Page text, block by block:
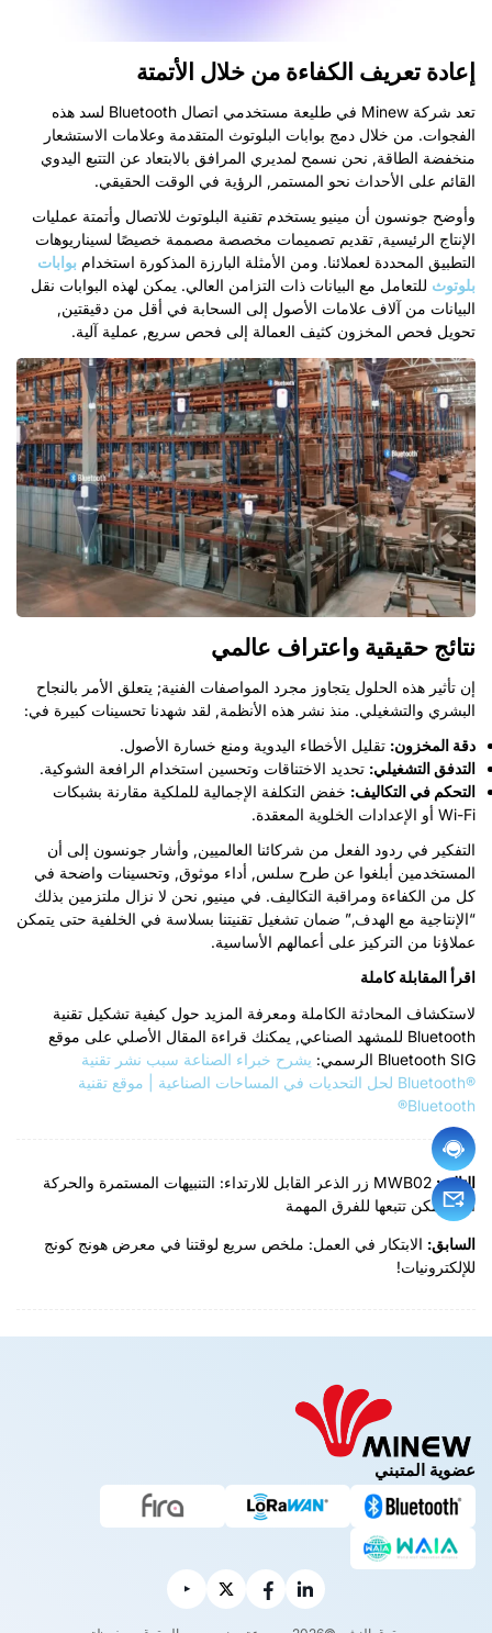
إعادة تعريف الكفاءة من خلال الأتمتة
تعد شركة Minew في طليعة مستخدمي اتصال Bluetooth لسد هذه
الفجوات. من خلال دمج بوابات البلوتوث المتقدمة وعلامات الاستشعار
منخفضة الطاقة, نحن نسمح لمديري المرافق بالابتعاد عن التتبع اليدوي
القائم على الأحداث نحو المستمر, الرؤية في الوقت الحقيقي.
وأوضح جونسون أن مينيو يستخدم تقنية البلوتوث للاتصال وأتمتة عمليات
الإنتاج الرئيسية, تقديم تصميمات مخصصة مصممة خصيصًا لسيناريوهات
التطبيق المحددة لعملائنا. ومن الأمثلة البارزة المذكورة استخدام بوابات
بلوتوث للتعامل مع البيانات ذات التزامن العالي. يمكن لهذه البوابات نقل
البيانات من آلاف علامات الأصول إلى السحابة في أقل من دقيقتين,
تحويل فحص المخزون كثيف العمالة إلى فحص سريع, عملية آلية.
نتائج حقيقية واعتراف عالمي
إن تأثير هذه الحلول يتجاوز مجرد المواصفات الفنية; يتعلق الأمر بالنجاح
البشري والتشغيلي. منذ نشر هذه الأنظمة, لقد شهدنا تحسينات كبيرة في:
دقة المخزون: تقليل الأخطاء اليدوية ومنع خسارة الأصول.
التدفق التشغيلي: تحديد الاختناقات وتحسين استخدام الرافعة الشوكية.
التحكم في التكاليف: خفض التكلفة الإجمالية للملكية مقارنة بشبكات
Wi-Fi أو الإعدادات الخلوية المعقدة.
التفكير في ردود الفعل من شركائنا العالميين, وأشار جونسون إلى أن
المستخدمين أبلغوا عن طرح سلس, أداء موثوق, وتحسينات واضحة في
كل من الكفاءة ومراقبة التكاليف. في مينيو, نحن لا نزال ملتزمين بذلك
“الإنتاجية مع الهدف,” ضمان تشغيل تقنيتنا بسلاسة في الخلفية حتى يتمكن
عملاؤنا من التركيز على أعمالهم الأساسية.
اقرأ المقابلة كاملة
لاستكشاف المحادثة الكاملة ومعرفة المزيد حول كيفية تشكيل تقنية
Bluetooth للمشهد الصناعي, يمكنك قراءة المقال الأصلي على موقع
Bluetooth SIG الرسمي:
يشرح خبراء الصناعة سبب نشر تقنية
Bluetooth®‎ لحل التحديات في المساحات الصناعية | موقع تقنية
Bluetooth®
التالي:
MWB02 زر الذعر القابل للارتداء: التنبيهات المستمرة والحركة
التي يمكن تتبعها للفرق المهمة
السابق: الابتكار في العمل: ملخص سريع لوقتنا في معرض هونج كونج
للإلكترونيات!
عضوية المتبني